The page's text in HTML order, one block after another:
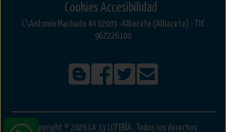
CookiesAccesibilidad
C\Antonio Machado 44 02003 -Albacete (Albacete) - Tlf.
967226100
Copyright © 2026 LA 13 LOTERÍA . Todos los derechos